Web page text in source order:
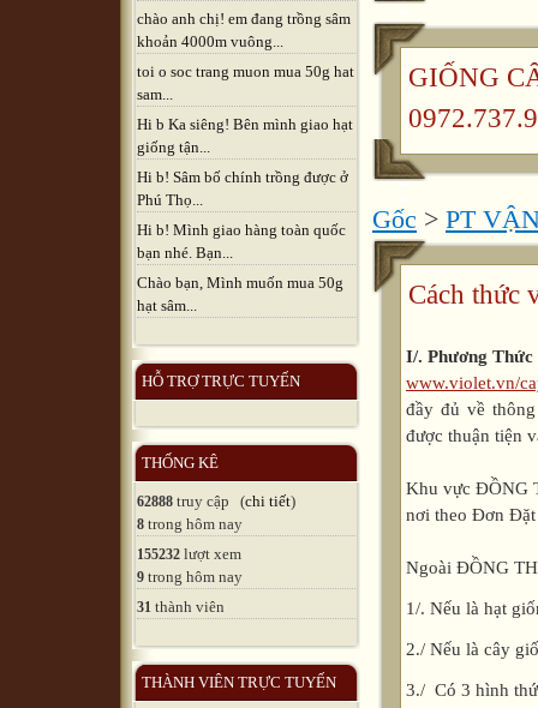
chào anh chị! em đang trồng sâm
khoản 4000m vuông...
toi o soc trang muon mua 50g hat
sam...
Hi b Ka siêng! Bên mình giao hạt
giống tận...
Hi b! Sâm bố chính trồng được ở
Phú Thọ...
Hi b! Mình giao hàng toàn quốc
bạn nhé. Bạn...
Chào bạn, Mình muốn mua 50g
hạt sâm...
HỖ TRỢ TRỰC TUYẾN
THỐNG KÊ
62888 truy cập (chi tiết)
8 trong hôm nay
155232 lượt xem
9 trong hôm nay
31 thành viên
THÀNH VIÊN TRỰC TUYẾN
GIỐNG
Gốc > PT
Cách thức
I/. Phương Thức
www.violet.vn/
đầy đủ về
được thuận tiện
Khu vực ĐỒNG
nơi theo Đơn
Ngoài ĐỒNG
1/. Nếu là hạt
2./ Nếu là cây
3./ Có 3 hình